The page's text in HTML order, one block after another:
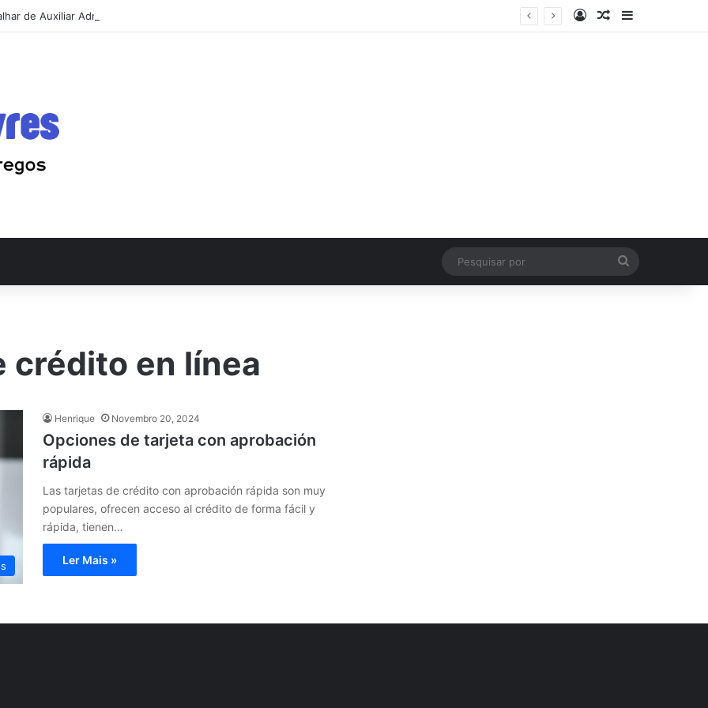
de Auxiliar Administrativo e conseguir a primeira vaga rápido Log InArtigo Aleatório
Sidebar
por
crédito en línea
Henrique Novembro 20, 2024
Opciones de tarjeta con aprobación
rápida
Las tarjetas de crédito con aprobación rápida son muy
populares, ofrecen acceso al crédito de forma fácil y
rápida, tienen…
Ler Mais »